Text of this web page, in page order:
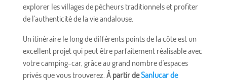
explorer les villages de pêcheurs traditionnels et profiter
de l'authenticité de la vie andalouse.
Un itinéraire le long de différents points de la côte est un
excellent projet qui peut être parfaitement réalisable avec
votre camping-car, grâce au grand nombre d'espaces
privés que vous trouverez. À partir deSanlucar de